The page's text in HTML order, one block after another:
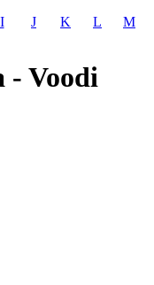
I J K L M
- Voodi